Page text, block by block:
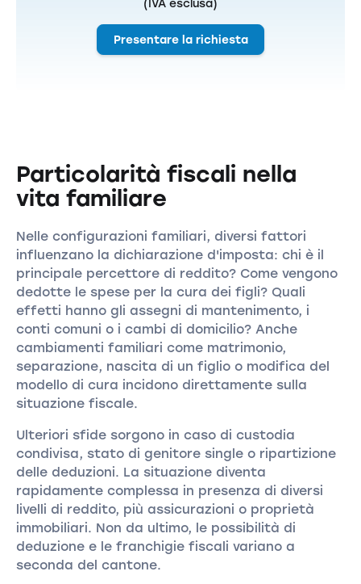
(IVA esclusa)
Presentare la richiesta
Particolarità fiscali nella
vita familiare
Nelle configurazioni familiari, diversi fattori
influenzano la dichiarazione d'imposta: chi è il
principale percettore di reddito? Come vengono
dedotte le spese per la cura dei figli? Quali
effetti hanno gli assegni di mantenimento, i
conti comuni o i cambi di domicilio? Anche
cambiamenti familiari come matrimonio,
separazione, nascita di un figlio o modifica del
modello di cura incidono direttamente sulla
situazione fiscale.
Ulteriori sfide sorgono in caso di custodia
condivisa, stato di genitore single o ripartizione
delle deduzioni. La situazione diventa
rapidamente complessa in presenza di diversi
livelli di reddito, più assicurazioni o proprietà
immobiliari. Non da ultimo, le possibilità di
deduzione e le franchigie fiscali variano a
seconda del cantone.